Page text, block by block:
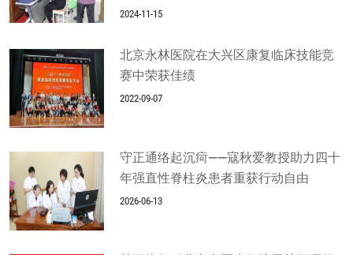
2024-11-15
北京永林医院在大兴区康复临床技能竞
赛中荣获佳绩
2022-09-07
守正通络起沉疴——寇秋爱教授助力四十
年强直性脊柱炎患者重获行动自由
2026-06-13